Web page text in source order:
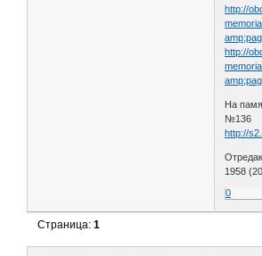
http://
http://
На
№136
http://
1958
0
Страница:1